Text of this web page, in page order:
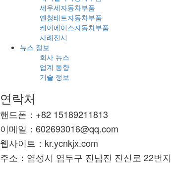
세우세자동차부품
옌청태트자동차부품
케이에이스자동차부품
사례전시
뉴스 정보
회사 뉴스
업계 동향
기술 정보
연락처
핸드폰：+82 15189211813
이메일：602693016@qq.com
웹사이트：kr.ycnkjx.com
주소：염성시 염두구 진남진 진신로 22번지